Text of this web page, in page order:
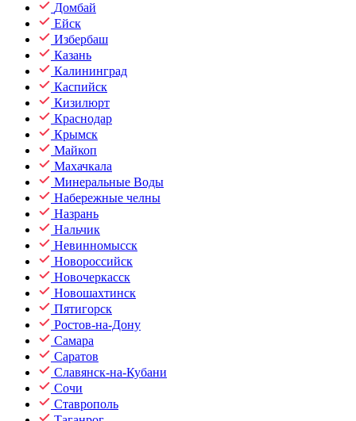
Домбай
Ейск
Избербаш
Казань
Калининград
Каспийск
Кизилюрт
Краснодар
Крымск
Майкоп
Махачкала
Минеральные Воды
Набережные челны
Назрань
Нальчик
Невинномысск
Новороссийск
Новочеркасск
Новошахтинск
Пятигорск
Ростов-на-Дону
Самара
Саратов
Славянск-на-Кубани
Сочи
Ставрополь